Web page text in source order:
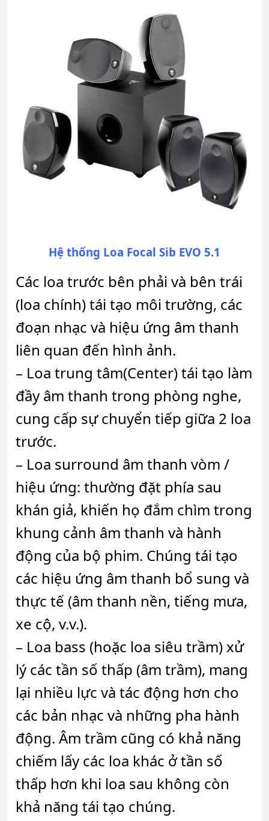
Hệ thống Loa Focal Sib EVO 5.1
Các loa trước bên phải và bên trái
(loa chính) tái tạo môi trường, các
đoạn nhạc và hiệu ứng âm thanh
liên quan đến hình ảnh.
– Loa trung tâm(Center) tái tạo làm
đầy âm thanh trong phòng nghe,
cung cấp sự chuyển tiếp giữa 2 loa
trước.
– Loa surround âm thanh vòm /
hiệu ứng: thường đặt phía sau
khán giả, khiến họ đắm chìm trong
khung cảnh âm thanh và hành
động của bộ phim. Chúng tái tạo
các hiệu ứng âm thanh bổ sung và
thực tế (âm thanh nền, tiếng mưa,
xe cộ, v.v.).
– Loa bass (hoặc loa siêu trầm) xử
lý các tần số thấp (âm trầm), mang
lại nhiều lực và tác động hơn cho
các bản nhạc và những pha hành
động. Âm trầm cũng có khả năng
chiếm lấy các loa khác ở tần số
thấp hơn khi loa sau không còn
khả năng tái tạo chúng.